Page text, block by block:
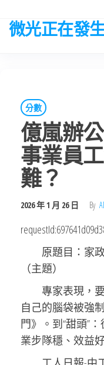
微光正在發
分數
億嵐辦
事業員
難？
2026 年 1 月 26 日 By
原題目：家
（主題）
專家表現，
自己的腦袋被強
門》。到“甜頭”
業步隊穩、效益好